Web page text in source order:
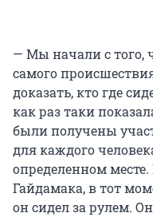
— Мы начали с того,
самого
доказать, кто где
как раз таки
были получены
для каждого
определенном
Гайдамака, в тот
он сидел за рулем.